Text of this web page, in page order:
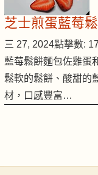
芝士煎蛋藍莓
三 27, 2024點擊數:
藍莓鬆餅麵包佐雞蛋
鬆軟的鬆餅、酸甜的
材，口感豐富…